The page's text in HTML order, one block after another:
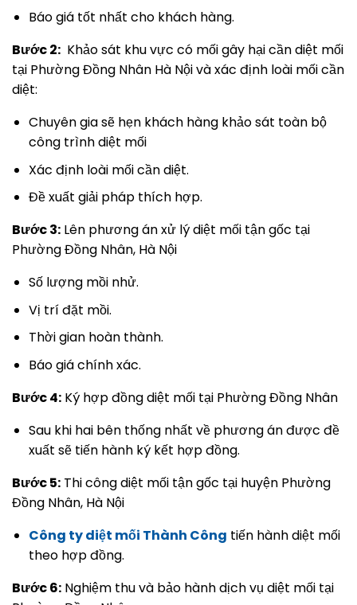
Báo giá tốt nhất cho khách hàng.
Bước 2: Khảo sát khu vực có mối gây hại cần diệt mối
tại Phường Đồng Nhân Hà Nội và xác định loài mối cần
diệt:
Chuyên gia sẽ hẹn khách hàng khảo sát toàn bộ
công trình diệt mối
Xác định loài mối cần diệt.
Đề xuất giải pháp thích hợp.
Bước 3: Lên phương án xử lý diệt mối tận gốc tại
Phường Đồng Nhân, Hà Nội
Số lượng mồi nhử.
Vị trí đặt mồi.
Thời gian hoàn thành.
Báo giá chính xác.
Bước 4: Ký hợp đồng diệt mối tại Phường Đồng Nhân
Sau khi hai bên thống nhất về phương án được đề
xuất sẽ tiến hành ký kết hợp đồng.
Bước 5: Thi công diệt mối tận gốc tại huyện Phường
Đồng Nhân, Hà Nội
Công ty diệt mối Thành Công tiến hành diệt mối
theo hợp đồng.
Bước 6: Nghiệm thu và bảo hành dịch vụ diệt mối tại